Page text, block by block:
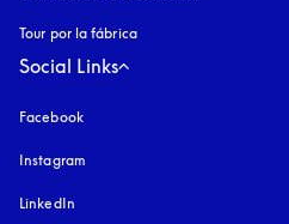
Tour por la fábrica
Social Links
Facebook
Instagram
LinkedIn